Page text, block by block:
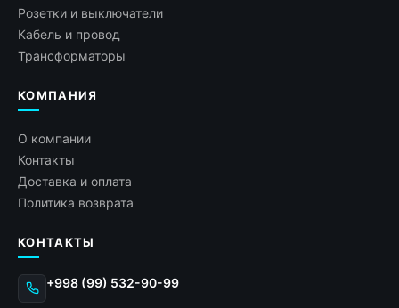
Розетки и выключатели
Кабель и провод
Трансформаторы
КОМПАНИЯ
О компании
Контакты
Доставка и оплата
Политика возврата
КОНТАКТЫ
+998 (99) 532-90-99